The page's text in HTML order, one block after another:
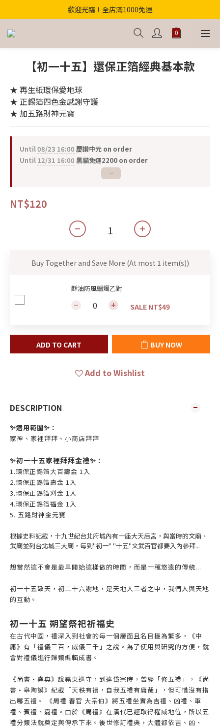
歡迎光臨！全店滿1000免運
【獨家】中元轉運祕法2件省200
歡迎光臨！全店滿1000免運
【初一十五】還保正箔經典基本款
★ 再生紙環保愛地球
★ 正錫箔四色金感謝守護
★ 加五路財神元寶
Until08/23 16:00 慶讚中元 on order
Until 12/31 16:00 黑貓免運2200 on order
NT$120
Buy Together and Save More (At most 1 item(s))
酥油防風蠟燭乙對
SALE NT$49
ADD TO CART BUY NOW
Add to Wishlist
DESCRIPTION
✨適用範圍✨ ：
家神、家裡拜拜、小商店拜拜
✨初一十五家裡拜拜金禮✨ ：
1.環保正錫箔大百壽金 1入
2.環保正錫箔壽金 1入
3.環保正錫箔刈金 1入
4.環保正錫箔福金 1入
5. 五路財神金元寶
根據史料記載，十九世紀台北府城內有一座大天后宮，與當時的文廟、
武廟並列台北城三大廟，每到"初一" "十五"文武百官都要入內參拜...
想當然這不會是最早開始這樣做的時間，而是一種悠遠的傳統...
初一十五敬天，初二十六謝地，是天地人三者之中，我們人與天地
的互動。
初一十五 朔望祭祀祈福史
在古代中國，禮深入到社會的每一個層面且名目極為繁多，《中
庸》有「禮儀三百，威儀三千」之說。為了使用與研究的方便，就
會對禮儀進行歸類編輯成書。
《尚書•堯典》說堯東巡守，到達岱宗時，曾經「修五禮」，《尚
書•皋陶謨》紀載「天秩有禮，自我五禮有庸哉」，但可惜沒有指
出哪五禮。 《周禮 春官 大宗伯》將五禮坐實為吉禮、凶禮、軍
禮、賓禮、嘉禮。由於《周禮》在漢代已經取得權威地位，所以五
禮分類法就奠定與傳承下來。後世修訂禮典，大體都依吉、凶、